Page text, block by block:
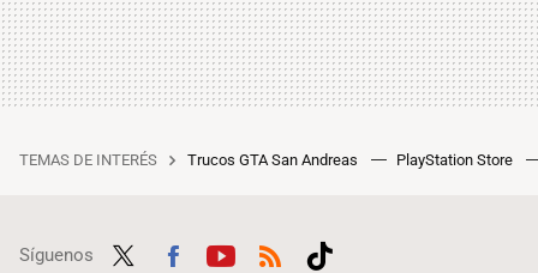
TEMAS DE INTERÉS Trucos GTA San Andreas PlayStation Store
Síguenos